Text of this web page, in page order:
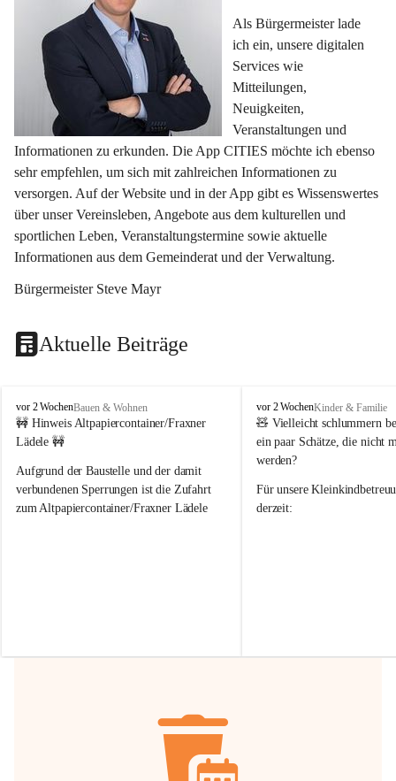
Als Bürgermeister lade
ich ein, unsere digitalen
Services wie
Mitteilungen,
Neuigkeiten,
Veranstaltungen und
Informationen zu erkunden. Die App CITIES möchte ich ebenso
sehr empfehlen, um sich mit zahlreichen Informationen zu
versorgen. Auf der Website und in der App gibt es Wissenswertes
über unser Vereinsleben, Angebote aus dem kulturellen und
sportlichen Leben, Veranstaltungstermine sowie aktuelle
Informationen aus dem Gemeinderat und der Verwaltung.
Bürgermeister Steve Mayr
Aktuelle Beiträge
F
r
a
e
r
n
vor 2 WochenBauen & Wohnen
🚧 Hinweis Altpapiercontainer/Fraxner
Lädele 🚧
Aufgrund der Baustelle und der damit
verbundenen Sperrungen ist die Zufahrt
zum Altpapiercontainer/Fraxner Lädele
Hilfsbereitschaft!
F
r
a
x
r
n
vor 2 WochenKinder & Familie
🧸 Vielleicht schlummern
ein paar Schätze, die nicht
werden?
Für unsere
derzeit: